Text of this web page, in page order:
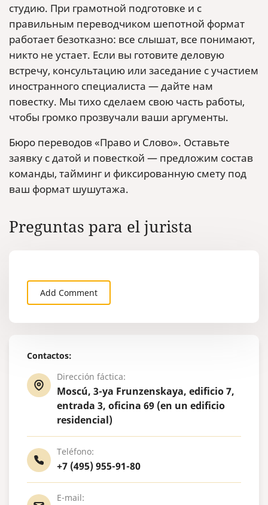
Contactos:
Dirección fáctica:
Moscú, 3-ya Frunzenskaya, edificio 7,
entrada 3, oficina 69 (en un edificio
residencial)
Teléfono:
+7 (495) 955-91-80
E-mail:
студию. При грамотной подготовке и с
правильным переводчиком шепотной формат
работает безотказно: все слышат, все понимают,
никто не устает. Если вы готовите деловую
встречу, консультацию или заседание с участием
иностранного специалиста — дайте нам
повестку. Мы тихо сделаем свою часть работы,
чтобы громко прозвучали ваши аргументы.
Бюро переводов «Право и Слово». Оставьте
заявку с датой и повесткой — предложим состав
команды, тайминг и фиксированную смету под
ваш формат шушутажа.
Preguntas para el jurista
Add Comment